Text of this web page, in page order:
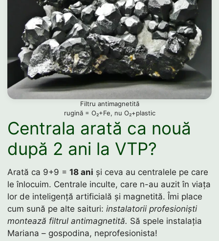
Filtru antimagnetită
rugină = O₂+Fe, nu O₂+plastic
Centrala arată ca nouă
după 2 ani la VTP?
Arată ca 9+9 = 18 ani și ceva au centralele pe care
le înlocuim. Centrale inculte, care n-au auzit în viața
lor de inteligență artificială și magnetită. Îmi place
cum sună pe alte saituri: instalatorii profesioniști
montează filtrul antimagnetită. Să spele instalația
Mariana – gospodina, neprofesionista!